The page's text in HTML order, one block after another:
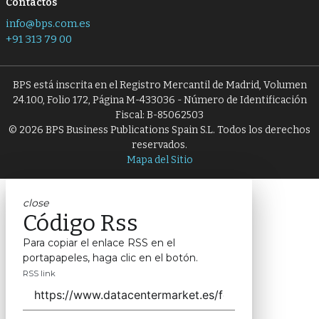
info@bps.com.es
+91 313 79 00
BPS está inscrita en el Registro Mercantil de Madrid, Volumen
24.100, Folio 172, Página M-433036 - Número de Identificación
Fiscal: B-85062503
© 2026 BPS Business Publications Spain S.L. Todos los derechos
reservados.
Mapa del Sitio
close
Código Rss
Para copiar el enlace RSS en el
portapapeles, haga clic en el botón.
RSS link